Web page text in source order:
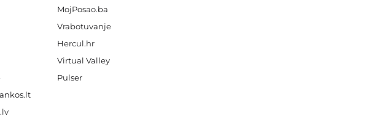
MojPosao.ba
Vrabotuvanje
Hercul.hr
Virtual Valley
Pulser